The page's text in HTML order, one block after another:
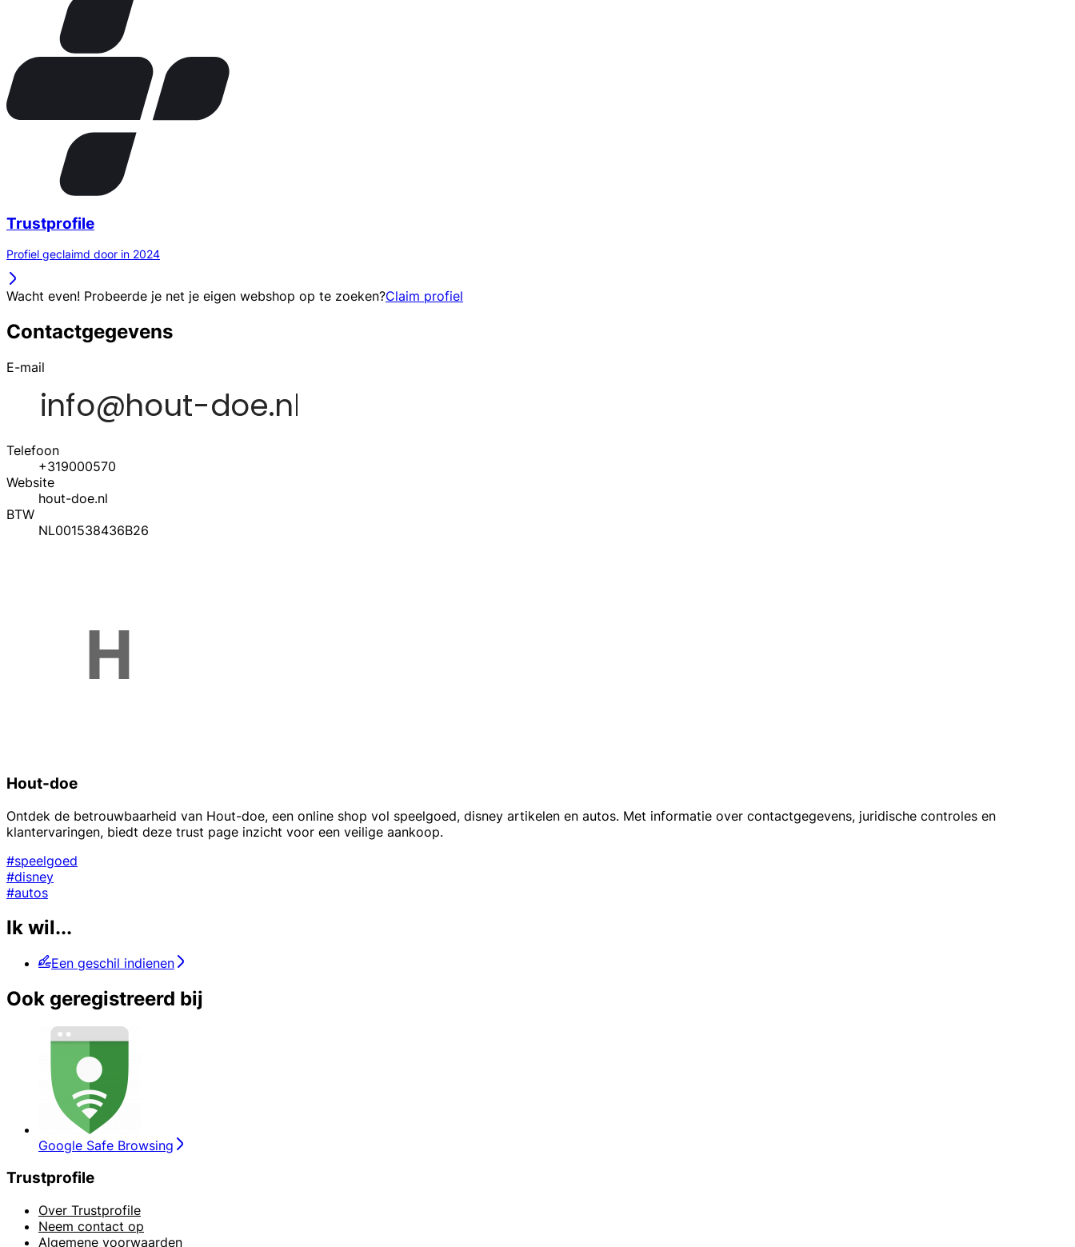
Trustprofile
Profiel geclaimd door in 2024
Wacht even! Probeerde je net je eigen webshop op te zoeken?Claim profiel
Contactgegevens
E-mail
Telefoon
+319000570
Website
hout-doe.nl
BTW
NL001538436B26
Hout-doe
Ontdek de betrouwbaarheid van Hout-doe, een online shop vol speelgoed, disney artikelen en autos. Met informatie over contactgegevens, juridische controles en
klantervaringen, biedt deze trust page inzicht voor een veilige aankoop.
#speelgoed
#disney
#autos
Ik wil...
Een geschil indienen
Ook geregistreerd bij
Google Safe Browsing
Trustprofile
Over Trustprofile
Neem contact op
Algemene voorwaarden